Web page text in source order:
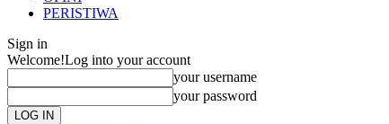
PERISTIWA
Sign in
Welcome!Log into your account
your username
your password